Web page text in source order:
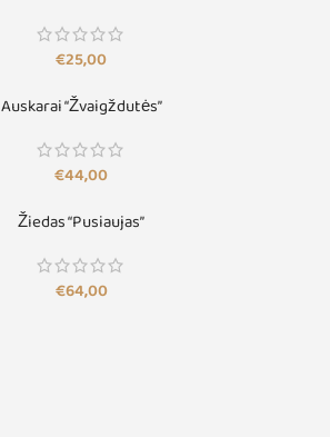
€25,00
Auskarai “Žvaigždutės”
€44,00
Žiedas “Pusiaujas”
€64,00